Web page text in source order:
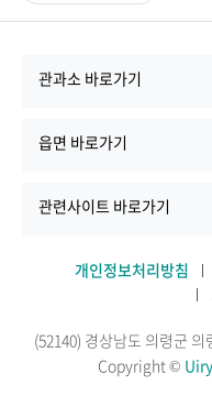
관과소 바로가기
읍면 바로가기
관련사이트 바로가기
개인정보처리방침
(52140) 경상남도 의령군 의
Copyright ©